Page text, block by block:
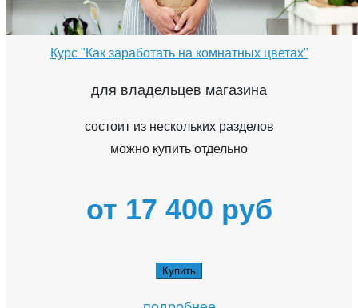
Курс "Как заработать на комнатных цветах"
для владельцев магазина
состоит из нескольких разделов
можно купить отдельно
от 17 400 руб
Купить